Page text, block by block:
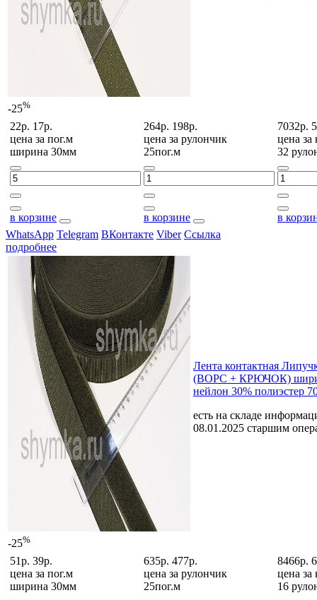
-25%
22р. 17р.
цена за пог.м
ширина 30мм
в корзине
264р. 198р.
цена за рулончик
25пог.м
в корзине
7032р.
цена за
32
в
WhatsApp Telegram ВКонтакте Viber Ссылка
подробнее
-25%
Лента контактная
(ВОРС + КРЮЧОК)
нейлон 30% полиэстер
есть на складе
08.01.2025 старшим
51р. 39р.
цена за пог.м
ширина 30мм
635р. 477р.
цена за рулончик
25пог.м
8466р.
цена за
16